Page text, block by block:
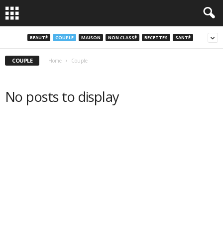
BEAUTÉ COUPLE MAISON NON CLASSÉ RECETTES SANTÉ
COUPLE Home Couple
No posts to display